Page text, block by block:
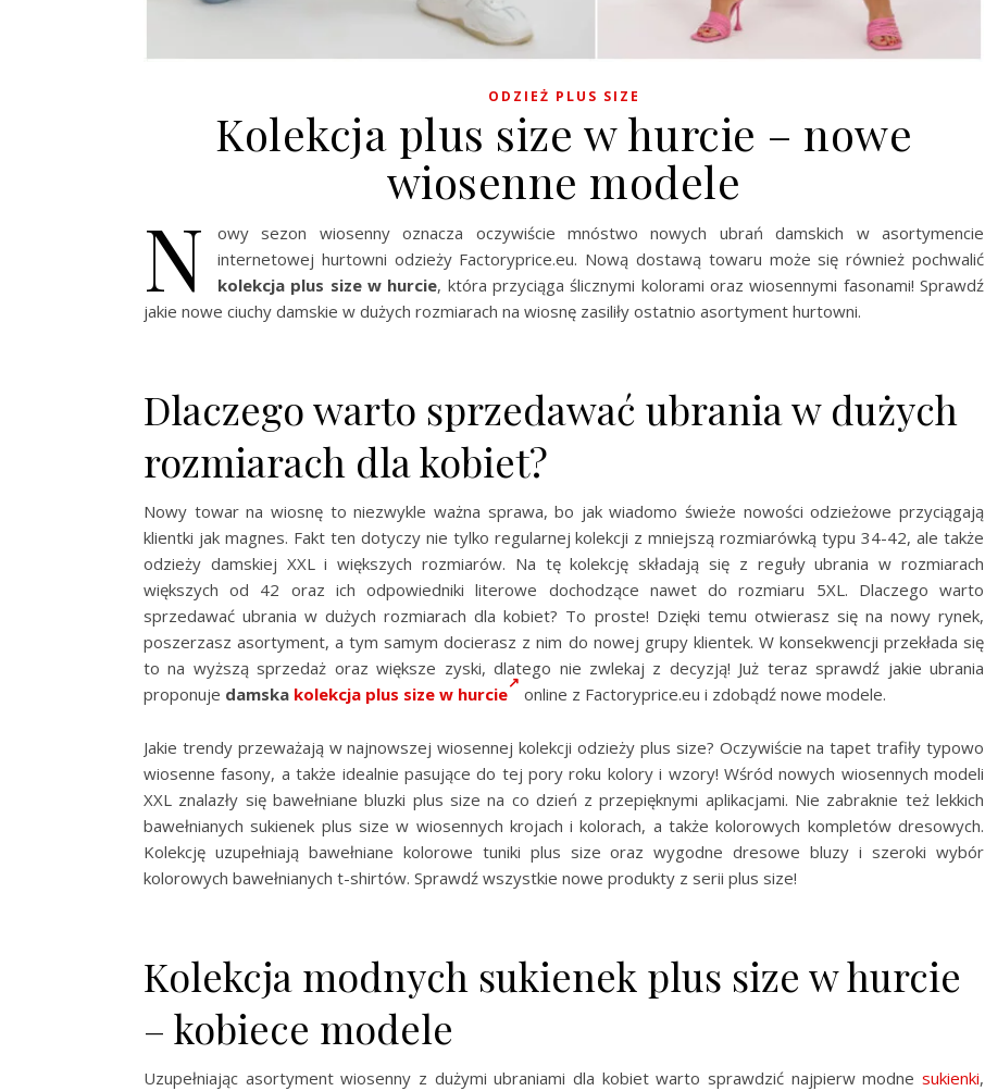
ODZIEŻ PLUS SIZE
Kolekcja plus size w hurcie – nowe
wiosenne modele
N
owy sezon wiosenny oznacza oczywiście mnóstwo nowych ubrań damskich w asortymencie
internetowej hurtowni odzieży Factoryprice.eu. Nową dostawą towaru może się również pochwalić
kolekcja plus size w hurcie, która przyciąga ślicznymi kolorami oraz wiosennymi fasonami! Sprawdź
jakie nowe ciuchy damskie w dużych rozmiarach na wiosnę zasiliły ostatnio asortyment hurtowni.
Dlaczego warto sprzedawać ubrania w dużych
rozmiarach dla kobiet?
Nowy towar na wiosnę to niezwykle ważna sprawa, bo jak wiadomo świeże nowości odzieżowe przyciągają
klientki jak magnes. Fakt ten dotyczy nie tylko regularnej kolekcji z mniejszą rozmiarówką typu 34-42, ale także
odzieży damskiej XXL i większych rozmiarów. Na tę kolekcję składają się z reguły ubrania w rozmiarach
większych od 42 oraz ich odpowiedniki literowe dochodzące nawet do rozmiaru 5XL. Dlaczego warto
sprzedawać ubrania w dużych rozmiarach dla kobiet? To proste! Dzięki temu otwierasz się na nowy rynek,
poszerzasz asortyment, a tym samym docierasz z nim do nowej grupy klientek. W konsekwencji przekłada się
to na wyższą sprzedaż oraz większe zyski, dlatego nie zwlekaj z decyzją! Już teraz sprawdź jakie ubrania
proponuje damska kolekcja plus size w hurcie online z Factoryprice.eu i zdobądź nowe modele.
Jakie trendy przeważają w najnowszej wiosennej kolekcji odzieży plus size? Oczywiście na tapet trafiły typowo
wiosenne fasony, a także idealnie pasujące do tej pory roku kolory i wzory! Wśród nowych wiosennych modeli
XXL znalazły się bawełniane bluzki plus size na co dzień z przepięknymi aplikacjami. Nie zabraknie też lekkich
bawełnianych sukienek plus size w wiosennych krojach i kolorach, a także kolorowych kompletów dresowych.
Kolekcję uzupełniają bawełniane kolorowe tuniki plus size oraz wygodne dresowe bluzy i szeroki wybór
kolorowych bawełnianych t-shirtów. Sprawdź wszystkie nowe produkty z serii plus size!
Kolekcja modnych sukienek plus size w hurcie
– kobiece modele
Uzupełniając asortyment wiosenny z dużymi ubraniami dla kobiet warto sprawdzić najpierw modne sukienki,